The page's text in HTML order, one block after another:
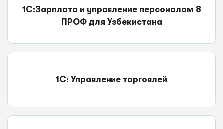
1С:Зарплата и управление персоналом 8
ПРОФ для Узбекистана
1С: Управление торговлей